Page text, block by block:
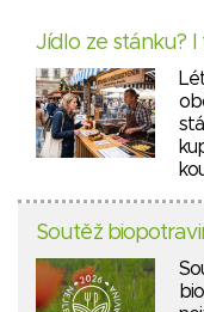
Jídlo ze stánku?
Soutěž